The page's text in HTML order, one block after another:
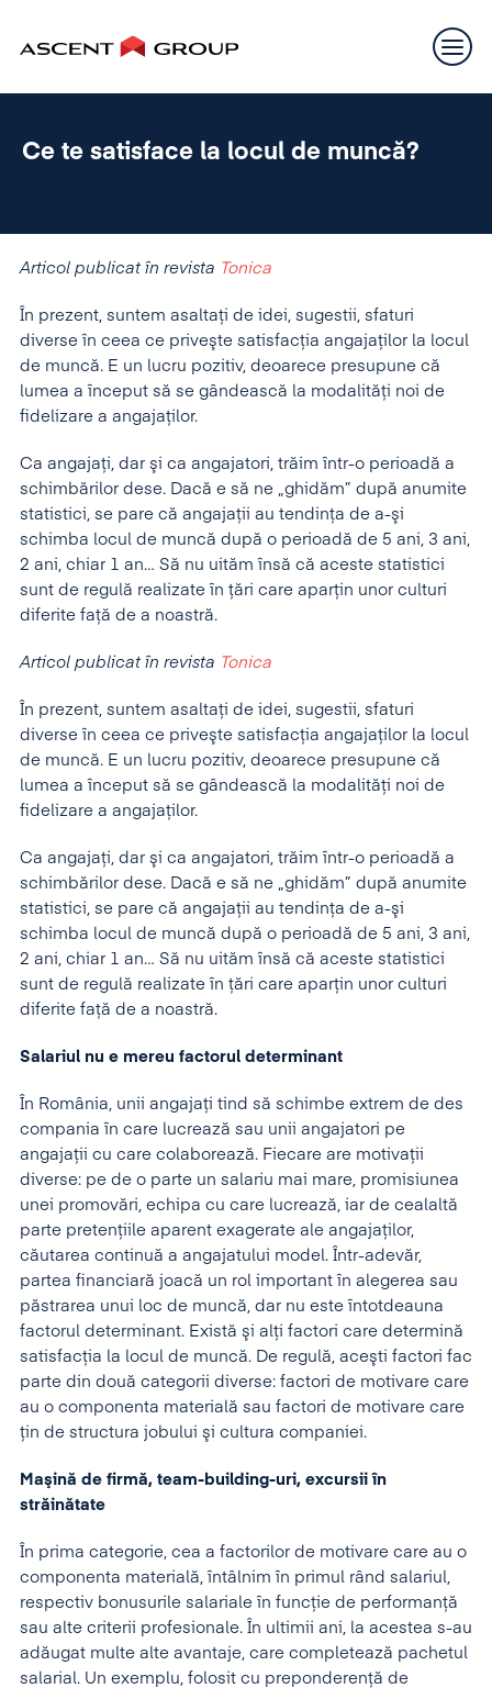
Ce te satisface la locul de muncă?
Articol publicat în revista Tonica
În prezent, suntem asaltaţi de idei, sugestii, sfaturi
diverse în ceea ce priveşte satisfacţia angajaţilor la locul
de muncă. E un lucru pozitiv, deoarece presupune că
lumea a început să se gândească la modalităţi noi de
fidelizare a angajaţilor.
Ca angajaţi, dar şi ca angajatori, trăim într-o perioadă a
schimbărilor dese. Dacă e să ne „ghidăm” după anumite
statistici, se pare că angajaţii au tendinţa de a-şi
schimba locul de muncă după o perioadă de 5 ani, 3 ani,
2 ani, chiar 1 an… Să nu uităm însă că aceste statistici
sunt de regulă realizate în ţări care aparţin unor culturi
diferite faţă de a noastră.
Articol publicat în revista Tonica
În prezent, suntem asaltaţi de idei, sugestii, sfaturi
diverse în ceea ce priveşte satisfacţia angajaţilor la locul
de muncă. E un lucru pozitiv, deoarece presupune că
lumea a început să se gândească la modalităţi noi de
fidelizare a angajaţilor.
Ca angajaţi, dar şi ca angajatori, trăim într-o perioadă a
schimbărilor dese. Dacă e să ne „ghidăm” după anumite
statistici, se pare că angajaţii au tendinţa de a-şi
schimba locul de muncă după o perioadă de 5 ani, 3 ani,
2 ani, chiar 1 an… Să nu uităm însă că aceste statistici
sunt de regulă realizate în ţări care aparţin unor culturi
diferite faţă de a noastră.
Salariul nu e mereu factorul determinant
În România, unii angajaţi tind să schimbe extrem de des
compania în care lucrează sau unii angajatori pe
angajaţii cu care colaborează. Fiecare are motivaţii
diverse: pe de o parte un salariu mai mare, promisiunea
unei promovări, echipa cu care lucrează, iar de cealaltă
parte pretenţiile aparent exagerate ale angajaţilor,
căutarea continuă a angajatului model. Într-adevăr,
partea financiară joacă un rol important în alegerea sau
păstrarea unui loc de muncă, dar nu este întotdeauna
factorul determinant. Există şi alţi factori care determină
satisfacţia la locul de muncă. De regulă, aceşti factori fac
parte din două categorii diverse: factori de motivare care
au o componenta materială sau factori de motivare care
ţin de structura jobului şi cultura companiei.
Maşină de firmă, team-building-uri, excursii în
străinătate
În prima categorie, cea a factorilor de motivare care au o
componenta materială, întâlnim în primul rând salariul,
respectiv bonusurile salariale în funcţie de performanţă
sau alte criterii profesionale. În ultimii ani, la acestea s-au
adăugat multe alte avantaje, care completează pachetul
salarial. Un exemplu, folosit cu preponderenţă de